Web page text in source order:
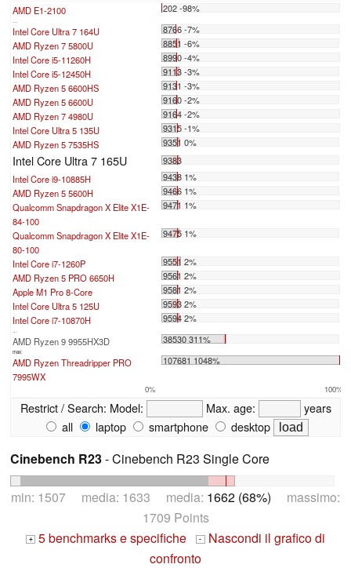
AMD E1-2100 202 -98%
...
Intel Core Ultra 7 164U
8766 -7%
AMD Ryzen 7 5800U
8851 -6%
Intel Core i5-11260H
8990 -4%
Intel Core i5-12450H
9113 -3%
AMD Ryzen 5 6600HS
9131 -3%
AMD Ryzen 5 6600U
9160 -2%
AMD Ryzen 7 4980U
9164 -2%
Intel Core Ultra 5 135U
9315 -1%
AMD Ryzen 5 7535HS
9351 0%
Intel Core Ultra 7 165U
9383
Intel Core i9-10885H
9438 1%
AMD Ryzen 5 5600H
9466 1%
Qualcomm Snapdragon X Elite X1E-
84-100
9471 1%
Qualcomm Snapdragon X Elite X1E-
80-100
9475 1%
Intel Core i7-1260P
9551 2%
AMD Ryzen 5 PRO 6650H
9561 2%
Apple M1 Pro 8-Core
9581 2%
Intel Core Ultra 5 125U
9593 2%
Intel Core i7-10870H
9594 2%
...
AMD Ryzen 9 9955HX3D 38530 311%
max:
AMD Ryzen Threadripper PRO
7995WX
107681 1048%
0% 100%
Restrict / Search: Model: Max. age:
years
all
laptop smartphone desktop
Cinebench R23- Cinebench R23 Single Core
min: 1507 media: 1633 media: 1662 (68%) massimo:
1709 Points
+ 5 benchmarks e specifiche - Nascondi il grafico di
confronto